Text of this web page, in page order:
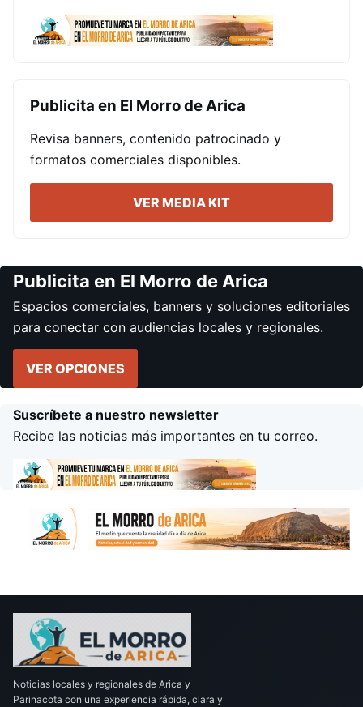
Publicita en El Morro de Arica
Revisa banners, contenido patrocinado y
formatos comerciales disponibles.
VER MEDIA KIT
Publicita en El Morro de Arica
Espacios comerciales, banners y soluciones editoriales
para conectar con audiencias locales y regionales.
VER OPCIONES
Suscríbete a nuestro newsletter
Recibe las noticias más importantes en tu correo.
Noticias locales y regionales de Arica y
Parinacota con una experiencia rápida, clara y